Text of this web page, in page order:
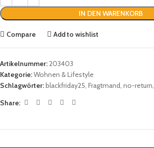
IN DEN WARENKORB
Compare Add to wishlist
Artikelnummer:203403
Kategorie:Wohnen & Lifestyle
Schlagwörter:blackfriday25, Fragtmand, no-return,
Share: